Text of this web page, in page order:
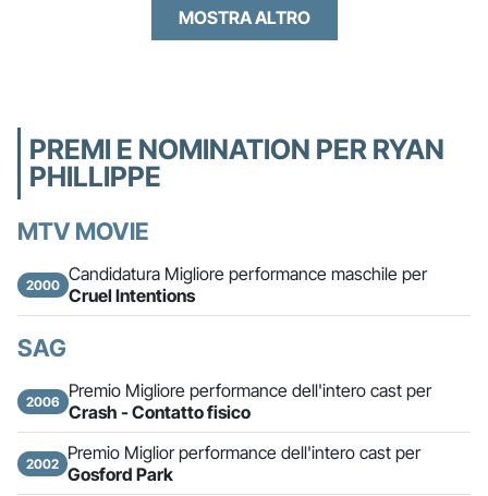
MOSTRA ALTRO
PREMI E NOMINATION PER RYAN
PHILLIPPE
MTV MOVIE
2000 Candidatura Migliore performance maschile per
Cruel Intentions
SAG
2006
Premio Migliore performance dell'intero cast per
Crash - Contatto fisico
2002
Premio Miglior performance dell'intero cast per
Gosford Park